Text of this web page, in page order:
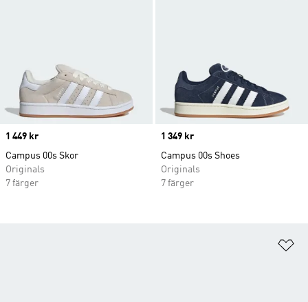
Price
1 449 kr
Campus 00s Skor
Originals
7 färger
Price
1 349 kr
Campus 00s Shoes
Originals
7 färger